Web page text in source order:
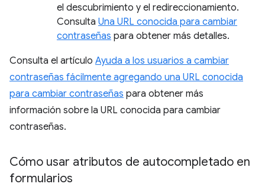
el descubrimiento y el redireccionamiento.
Consulta Una URL conocida para cambiar
contraseñas para obtener más detalles.
Consulta el artículo Ayuda a los usuarios a cambiar
contraseñas fácilmente agregando una URL conocida
para cambiar contraseñas para obtener más
información sobre la URL conocida para cambiar
contraseñas.
Cómo usar atributos de autocompletado en
formularios